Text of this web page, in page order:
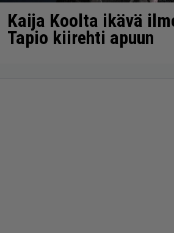
Kaija Koolta ikävä
Tapio kiirehti apuun